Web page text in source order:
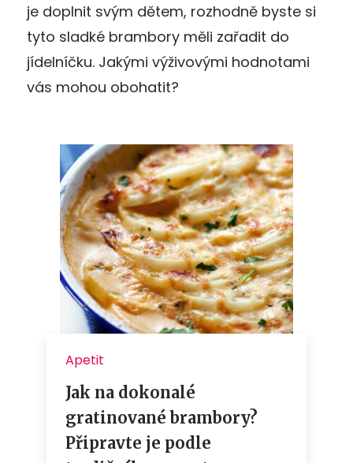
je doplnit svým dětem, rozhodně byste si
tyto sladké brambory měli zařadit do
jídelníčku. Jakými výživovými hodnotami
vás mohou obohatit?